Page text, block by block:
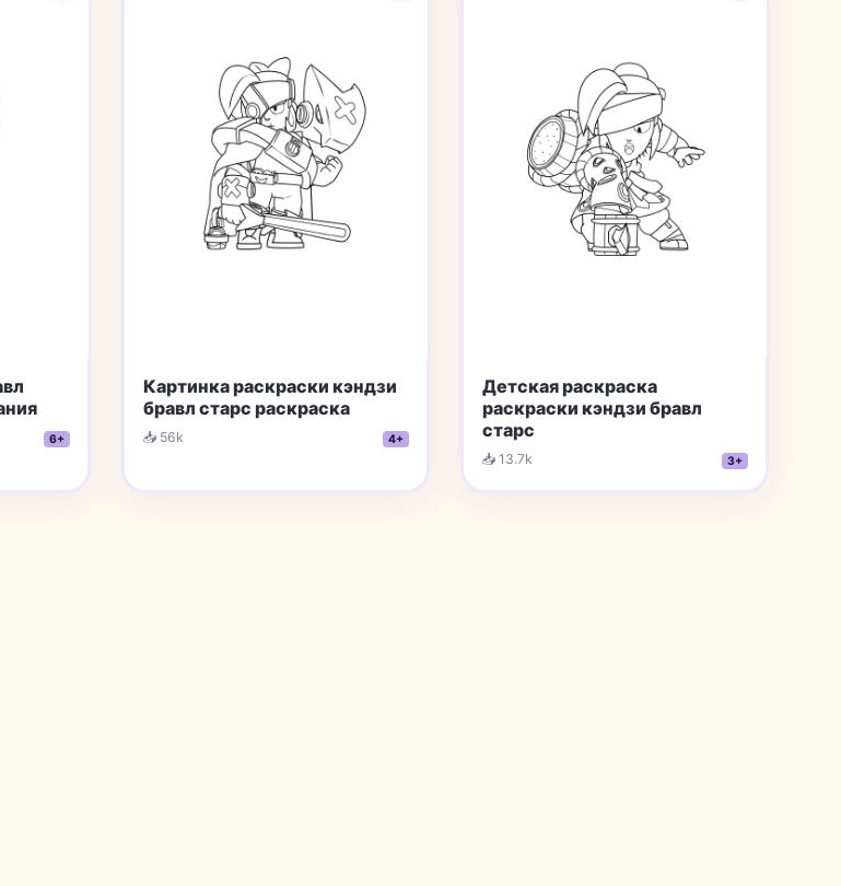
6+
Картинка раскраски кэндзи
бравл старс раскраска
📥 56k 4+
Детская раскраска
раскраски кэндзи бравл
старс
📥 13.7k 3+